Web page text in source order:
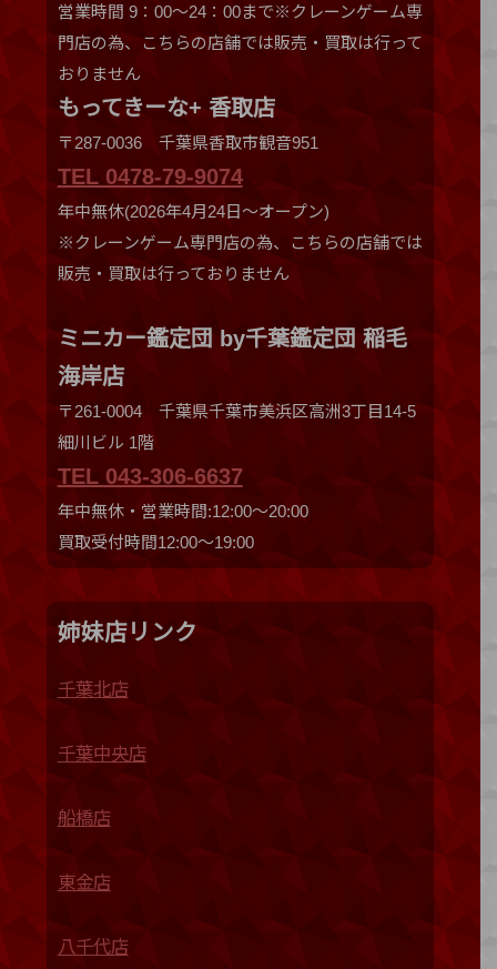
営業時間 9：00～24：00まで※クレーンゲーム専
門店の為、こちらの店舗では販売・買取は行って
おりません
もってきーな+ 香取店
〒287-0036 千葉県香取市観音951
TEL 0478-79-9074
年中無休(2026年4月24日～オープン)
※クレーンゲーム専門店の為、こちらの店舗では
販売・買取は行っておりません
ミニカー鑑定団 by千葉鑑定団 稲毛
海岸店
〒261-0004 千葉県千葉市美浜区高洲3丁目14-5
細川ビル 1階
TEL 043-306-6637
年中無休・営業時間:12:00〜20:00
買取受付時間12:00〜19:00
姉妹店リンク
千葉北店
千葉中央店
船橋店
東金店
八千代店